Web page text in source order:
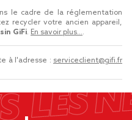
le cadre de la réglementation
recycler votre ancien appareil,
GiFi. En savoir plus....
à l'adresse : serviceclient@gifi.fr